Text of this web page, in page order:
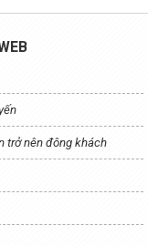
trở nên đông khách